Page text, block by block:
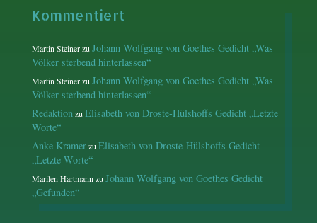
Kommentiert
Martin SteinerzuJohann Wolfgang von Goethes Gedicht „Was
Völker sterbend hinterlassen“
Martin SteinerzuJohann Wolfgang von Goethes Gedicht „Was
Völker sterbend hinterlassen“
RedaktionzuElisabeth von Droste-Hülshoffs Gedicht „Letzte
Worte“
Anke KramerzuElisabeth von Droste-Hülshoffs Gedicht
„Letzte Worte“
Marilen HartmannzuJohann Wolfgang von Goethes Gedicht
„Gefunden“